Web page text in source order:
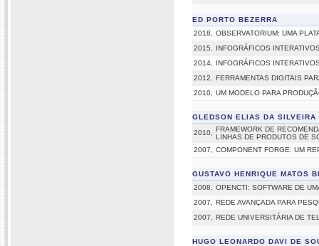
ED PORTO BEZERRA
2018,
OBSERVATORIUM: UMA
2015,
INFOGRÁFICOS
2014,
INFOGRÁFICOS
2012,
FERRAMENTAS DIGITAIS
2010,
UM MODELO PARA
GLEDSON ELIAS DA SILVEIRA
2010,
FRAMEWORK DE
LINHAS DE PRODUTOS DE
2007,
COMPONENT FORGE: UM
GUSTAVO HENRIQUE MATOS
2008,
OPENCTI: SOFTWARE DE
2007,
REDE AVANÇADA PARA
2007,
REDE UNIVERSITÁRIA DE
HUGO LEONARDO DAVI DE